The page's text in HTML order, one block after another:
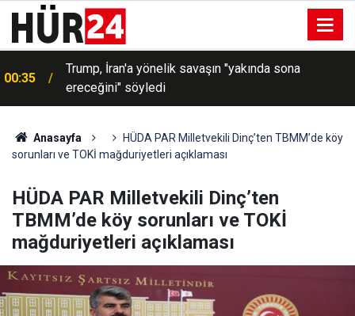
00:35
Trump, İran'a yönelik savaşın "yakında sona
ereceğini" söyledi
Anasayfa
HÜDA PAR Milletvekili Dinç’ten TBMM’de köy
sorunları ve TOKİ mağduriyetleri açıklaması
HÜDA PAR Milletvekili Dinç’ten
TBMM’de köy sorunları ve TOKİ
mağduriyetleri açıklaması